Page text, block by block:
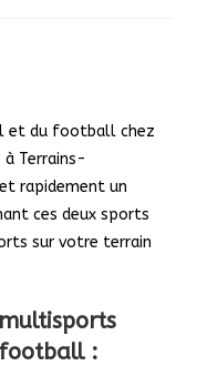
et du football chez
à Terrains-
rapidement un
ces deux sports
sur votre terrain
: